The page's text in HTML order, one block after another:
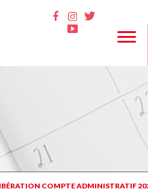
Facebook
InstaTwitter
Youtube
COMPTE ADMINISTRATIF